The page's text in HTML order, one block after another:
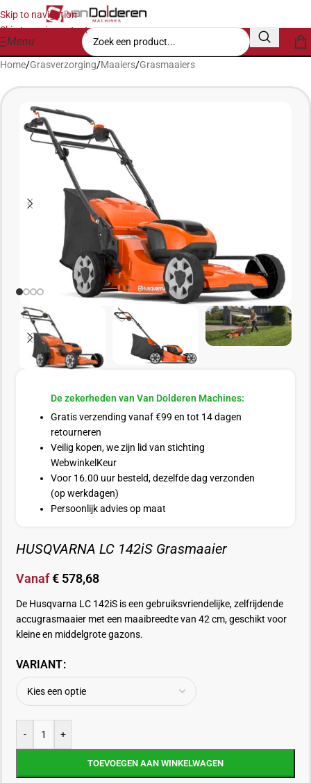
Skip to navigation
Skip to main content
Menu
Home/Grasverzorging/Maaiers/Grasmaaiers
De zekerheden van Van Dolderen Machines:
Gratis verzending vanaf €99 en tot 14 dagen
retourneren
Veilig kopen, we zijn lid van stichting
WebwinkelKeur
Voor 16.00 uur besteld, dezelfde dag verzonden
(op werkdagen)
Persoonlijk advies op maat
HUSQVARNA LC 142iS Grasmaaier
Vanaf€ 578,68
De Husqvarna LC 142iS is een gebruiksvriendelijke, zelfrijdende
accugrasmaaier met een maaibreedte van 42 cm, geschikt voor
kleine en middelgrote gazons.
VARIANT
- +
TOEVOEGEN AAN WINKELWAGEN